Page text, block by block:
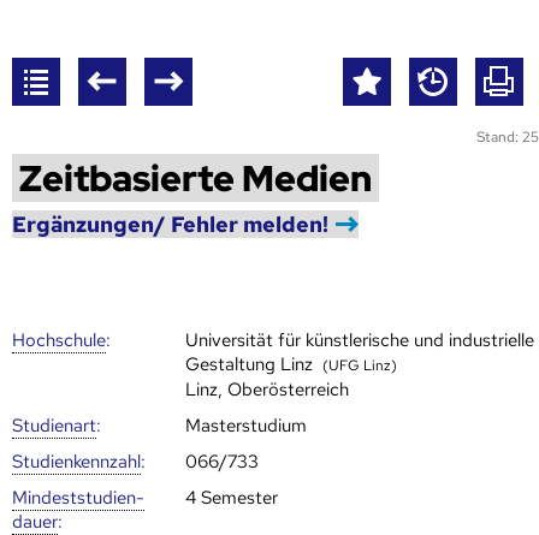
Stand:
Zeitbasierte Medien
Ergänzungen/ Fehler melden!
Hoch­schule:
Universität für künstlerische und industrielle
Gestaltung Linz (UFG Linz)
Linz, Oberösterreich
Studienart:
Masterstudium
Studien­kenn­zahl:
066/733
Mindest­studien­
dauer:
4 Semester